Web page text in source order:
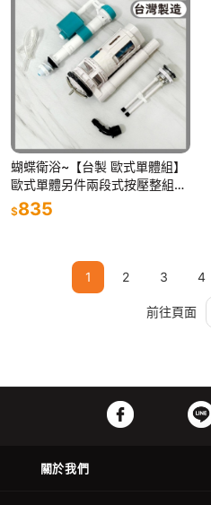
蝴蝶衛浴~【台製 歐式單體組】
歐式單體另件兩段式按壓整組另
件.大小號分開.節約省水.單體馬
桶.連體馬桶用
$835
1 2 3 4
前往頁面
關於我們